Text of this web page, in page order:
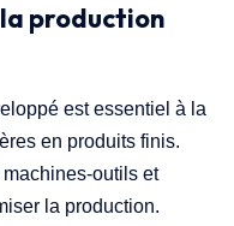
production
est essentiel à la
en produits finis.
machines-outils et
la production.